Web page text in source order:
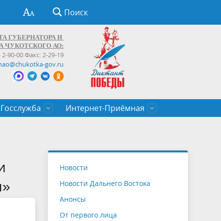
Поиск
ГУБЕРНАТОРА И
ЧУКОТСКОГО АО:
2-90-00 Факс: 2-29-19
gov.ru
Госслужба
служащих Чукотского автономного
Интернет-Приёмная
Новости
Новости Дальнего Востока
Анонсы
От первого лица